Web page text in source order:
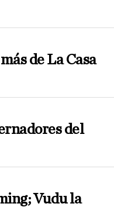
de La Casa
del
Vudu la